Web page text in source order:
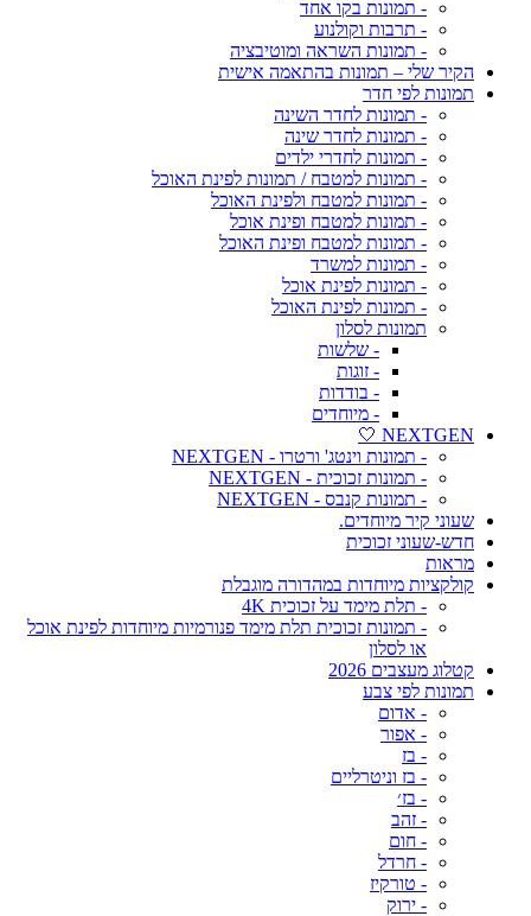
- תמונות בקו אחד
- תרבות וקולנוע
- תמונות השראה ומוטיבציה
הקיר שלי – תמונות בהתאמה אישית
תמונות לפי חדר
- תמונות לחדר השינה
- תמונות לחדר שינה
- תמונות לחדרי ילדים
- תמונות למטבח / תמונות לפינת האוכל
- תמונות למטבח ולפינת האוכל
- תמונות למטבח ופינת אוכל
- תמונות למטבח ופינת האוכל
- תמונות למשרד
- תמונות לפינת אוכל
- תמונות לפינת האוכל
תמונות לסלון
- שלשות
- זוגות
- בודדות
- מיוחדים
NEXTGEN 🤍
- תמונות וינטג' ורטרו - NEXTGEN
- תמונות זכוכית - NEXTGEN
- תמונות קנבס - NEXTGEN
שעוני קיר מיוחדים.
חדש-שעוני זכוכית
מראות
קולקציות מיוחדות במהדורה מוגבלת
- תלת מימד על זכוכית 4K
- תמונות זכוכית תלת מימד פנורמיות מיוחדות לפינת אוכל
או לסלון
קטלוג מעצבים 2026
תמונות לפי צבע
- אדום
- אפור
- בז
- בז וניטרליים
- בז׳
- זהב
- חום
- חרדל
- טורקיז
- ירוק